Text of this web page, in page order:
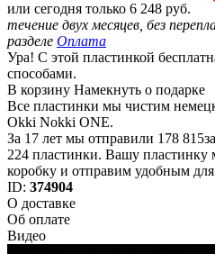
или сегодня только 6 248 руб.
течение двух месяцев, без
разделе Оплата
Ура! С этой пластинкой
способами.
В корзину Намекнуть о подарке
Все пластинки мы чистим
Okki Nokki ONE.
За 17 лет мы отправили 178
224 пластинки. Вашу
коробку и отправим удобным
ID: 374904
О доставке
Об оплате
Видео